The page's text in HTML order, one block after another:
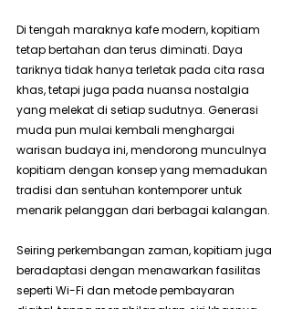
Di tengah maraknya kafe modern, kopitiam
tetap bertahan dan terus diminati. Daya
tariknya tidak hanya terletak pada cita rasa
khas, tetapi juga pada nuansa nostalgia
yang melekat di setiap sudutnya. Generasi
muda pun mulai kembali menghargai
warisan budaya ini, mendorong munculnya
kopitiam dengan konsep yang memadukan
tradisi dan sentuhan kontemporer untuk
menarik pelanggan dari berbagai kalangan.
Seiring perkembangan zaman, kopitiam juga
beradaptasi dengan menawarkan fasilitas
seperti Wi-Fi dan metode pembayaran